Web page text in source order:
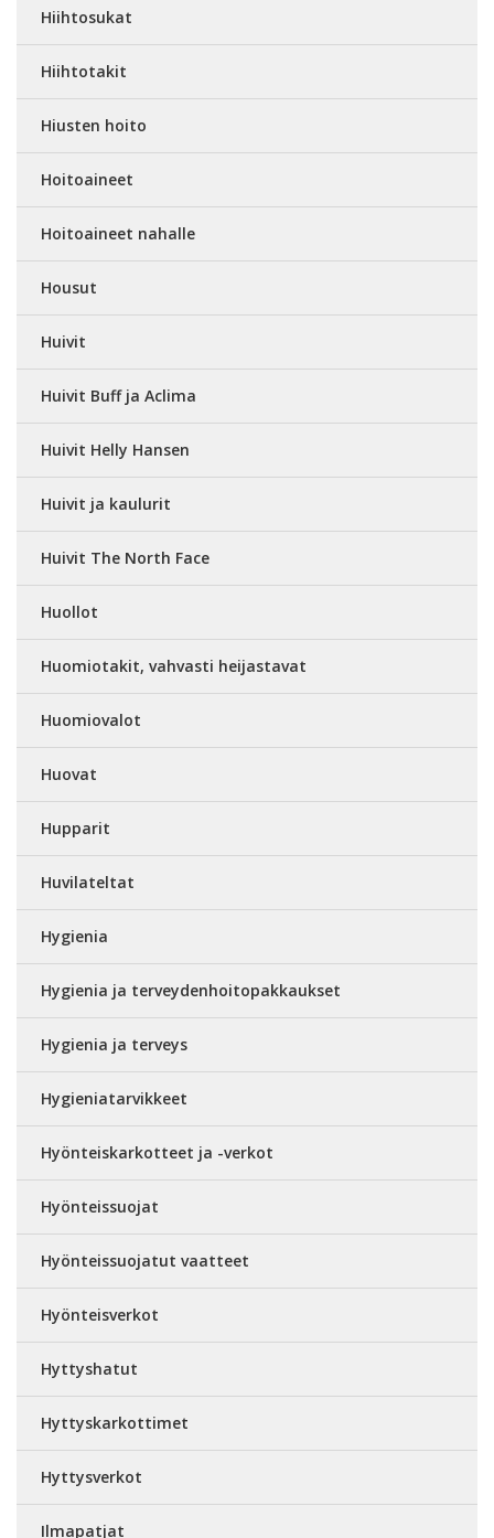
Hiihtosukat
Hiihtotakit
Hiusten hoito
Hoitoaineet
Hoitoaineet nahalle
Housut
Huivit
Huivit Buff ja Aclima
Huivit Helly Hansen
Huivit ja kaulurit
Huivit The North Face
Huollot
Huomiotakit, vahvasti heijastavat
Huomiovalot
Huovat
Hupparit
Huvilateltat
Hygienia
Hygienia ja terveydenhoitopakkaukset
Hygienia ja terveys
Hygieniatarvikkeet
Hyönteiskarkotteet ja -verkot
Hyönteissuojat
Hyönteissuojatut vaatteet
Hyönteisverkot
Hyttyshatut
Hyttyskarkottimet
Hyttysverkot
Ilmapatjat